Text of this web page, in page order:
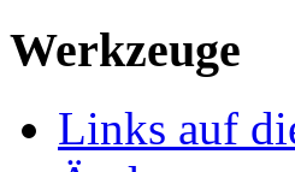
Werkzeuge
Links auf